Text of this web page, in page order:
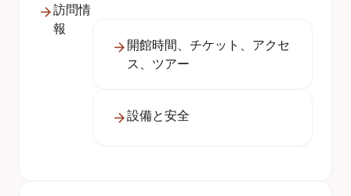
訪問情
報
開館時間、チケット、アクセ
ス、ツアー
設備と安全